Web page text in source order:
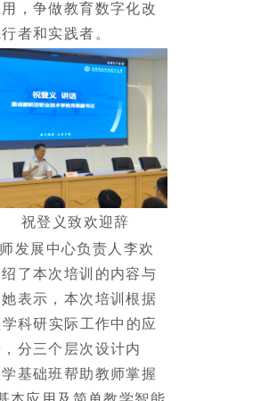
，争做教育数字化改
者和实践者。
祝登义致欢迎辞
发展中心负责人李欢
了本次培训的内容与
她表示，本次培训根据
科研实际工作中的应
分三个层次设计内
学基础班帮助教师掌握